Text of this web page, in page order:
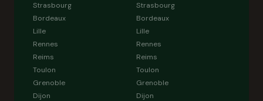
Strasbourg
Bordeaux
Lille
Rennes
Reims
Toulon
Grenoble
Dijon
Strasbourg
Bordeaux
Lille
Rennes
Reims
Toulon
Grenoble
Dijon